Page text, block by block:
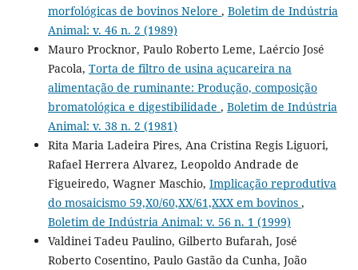
morfológicas de bovinos Nelore , Boletim de Indústria
Animal: v. 46 n. 2 (1989)
Mauro Procknor, Paulo Roberto Leme, Laércio José
Pacola, Torta de filtro de usina açucareira na
alimentação de ruminante: Produção, composição
bromatológica e digestibilidade , Boletim de Indústria
Animal: v. 38 n. 2 (1981)
Rita Maria Ladeira Pires, Ana Cristina Regis Liguori,
Rafael Herrera Alvarez, Leopoldo Andrade de
Figueiredo, Wagner Maschio, Implicação reprodutiva
do mosaicismo 59,X0/60,XX/61,XXX em bovinos ,
Boletim de Indústria Animal: v. 56 n. 1 (1999)
Valdinei Tadeu Paulino, Gilberto Bufarah, José
Roberto Cosentino, Paulo Gastão da Cunha, João